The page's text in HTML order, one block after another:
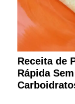
Receita de
Rápida